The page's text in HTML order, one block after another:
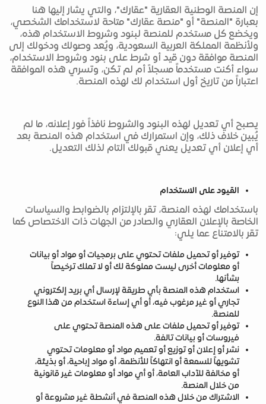
إن المنصة الوطنية العقارية "عقارك"، والتي يشار إليها هنا
بعبارة "المنصة" أو "منصة عقارك" متاحة لاستخدامك الشخصي،
ويخضع كل مستخدم للمنصة لبنود وشروط الاستخدام هذه،
ولأنظمة المملكة العربية السعودية، ويُعد وصولك ودخولك إلى
المنصة موافقة دون قيد أو شرط على بنود وشروط الاستخدام،
سواء أكنت مستخدماً مسجلاً أم لم تكن، وتسري هذه الموافقة
اعتباراً من تاريخ أول استخدام لك لهذه المنصة.
يصبح أي تعديل لهذه البنود والشروط نافذاً فور إعلانه، ما لم
يُبين خلاف ذلك، وإن استمرارك في استخدام هذه المنصة بعد
أي إعلان أي تعديل يعني قبولك التام لذلك التعديل.
القيود على الاستخدام
باستخدامك لهذه المنصة، تقر بالإلتزام بالضوابط والسياسات
الخاصة بالإعلان العقاري والصادر من الجهات ذات الاختصاص كما
تقر بالامتناع عما يلي:
توفير أو تحميل ملفات تحتوي على برمجيات أو مواد أو بيانات
أو معلومات أخرى ليست مملوكة لك أو لا تملك ترخيصاً
بشأنها.
استخدام هذه المنصة بأي طريقة لإرسال أي بريد إلكتروني
تجاري أو غير مرغوب فيه، أو أي إساءة استخدام من هذا النوع
للمنصة.
توفير أو تحميل ملفات على هذه المنصة تحتوي على
فيروسات أو بيانات تالفة.
نشر أو إعلان أو توزيع أو تعميم مواد أو معلومات تحتوي
تشويهاً للسمعة أو انتهاكاً للأنظمة، أو مواد إباحية، أو بذيئة،
أو مخالفة للآداب العامة، أو أي مواد أو معلومات غير قانونية
من خلال المنصة.
الاشتراك من خلال هذه المنصة في أنشطة غير مشروعة أو